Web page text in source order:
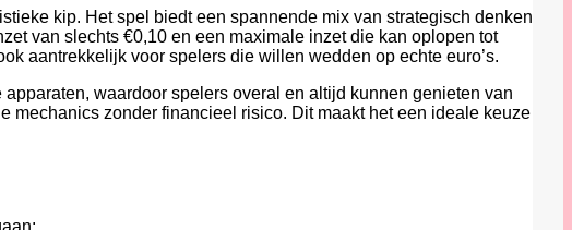
kip. Het spel biedt een spannende mix van strategisch denken
van slechts €0,10 en een maximale inzet die kan oplopen tot
aantrekkelijk voor spelers die willen wedden op echte euro’s.
waardoor spelers overal en altijd kunnen genieten van
mechanics zonder financieel risico. Dit maakt het een ideale keuze